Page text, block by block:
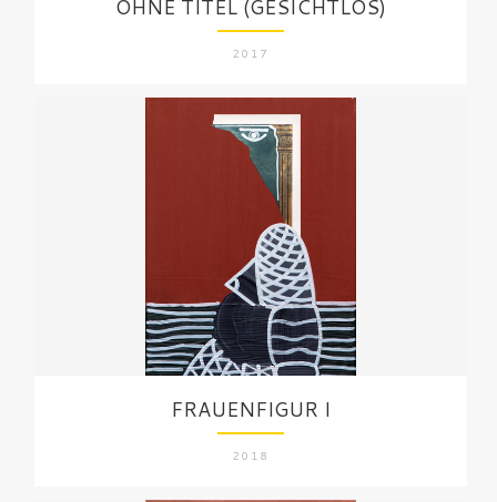
OHNE TITEL (GESICHTLOS)
2017
FRAUENFIGUR I
2018